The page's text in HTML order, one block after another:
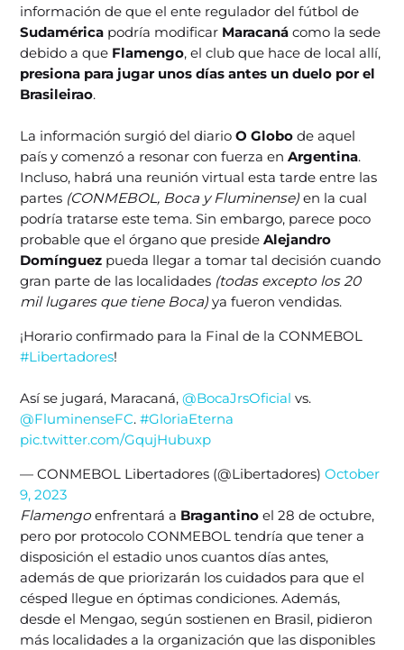
información de que el ente regulador del fútbol de
Sudamérica podría modificar Maracanácomo la sede
debido a que Flamengo, el club que hace de local allí,
presiona para jugar unos días antes un duelo por el
Brasileirao.
La información surgió del diarioO Globode aquel
país y comenzó a resonar con fuerza enArgentina.
Incluso, habrá una reunión virtual esta tarde entre las
partes (CONMEBOL, Boca y Fluminense) en la cual
podría tratarse este tema. Sin embargo, parece poco
probable que el órgano que preside Alejandro
Domínguez pueda llegar a tomar tal decisión cuando
gran parte de las localidades (todas excepto los 20
mil lugares que tiene Boca) ya fueron vendidas.
¡Horario confirmado para la Final de la CONMEBOL
#Libertadores!
Así se jugará, Maracaná,@BocaJrsOficial vs.
@FluminenseFC.#GloriaEterna
pic.twitter.com/GqujHubuxp
— CONMEBOL Libertadores (@Libertadores)October
9, 2023
Flamengoenfrentará a Bragantinoel 28 de octubre,
pero por protocolo CONMEBOL tendría que tener a
disposición el estadio unos cuantos días antes,
además de que priorizarán los cuidados para que el
césped llegue en óptimas condiciones. Además,
desde el Mengao, según sostienen en Brasil, pidieron
más localidades a la organización que las disponibles